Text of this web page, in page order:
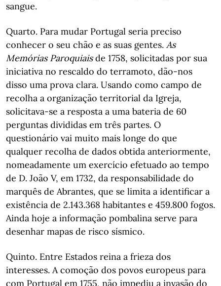
sangue.
Quarto. Para mudar Portugal seria preciso
conhecer o seu chão e as suas gentes. As
Memórias Paroquiaisde 1758, solicitadas por sua
iniciativa no rescaldo do terramoto, dão-nos
disso uma prova clara. Usando como campo de
recolha a organização territorial da Igreja,
solicitava-se a resposta a uma bateria de 60
perguntas divididas em três partes. O
questionário vai muito mais longe do que
qualquer recolha de dados obtida anteriormente,
nomeadamente um exercício efetuado ao tempo
de D. João V, em 1732, da responsabilidade do
marquês de Abrantes, que se limita a identificar a
existência de 2.143.368 habitantes e 459.800 fogos.
Ainda hoje a informação pombalina serve para
desenhar mapas de risco sísmico.
Quinto. Entre Estados reina a frieza dos
interesses. A comoção dos povos europeus para
com Portugal em 1755, não impediu a invasão do